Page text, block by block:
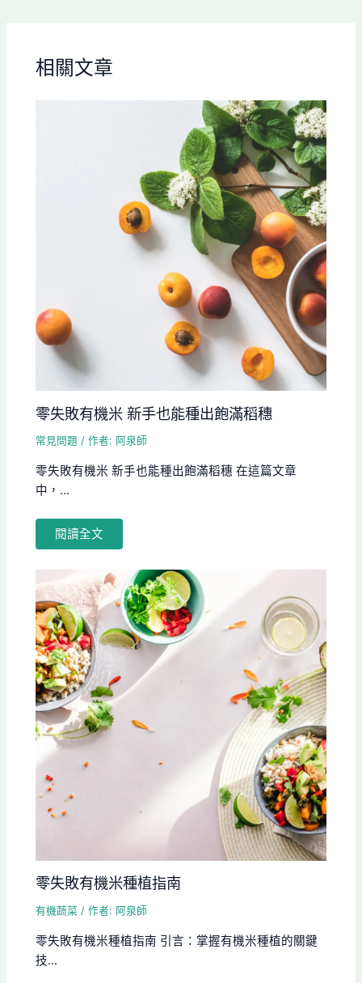
相關文章
零失敗有機米 新手也能種出飽滿稻穗
常見問題 / 作者: 阿泉師
零失敗有機米 新手也能種出飽滿稻穗 在這篇文章
中，...
閱讀全文
零失敗有機米種植指南
有機蔬菜 / 作者: 阿泉師
零失敗有機米種植指南 引言：掌握有機米種植的關鍵
技...